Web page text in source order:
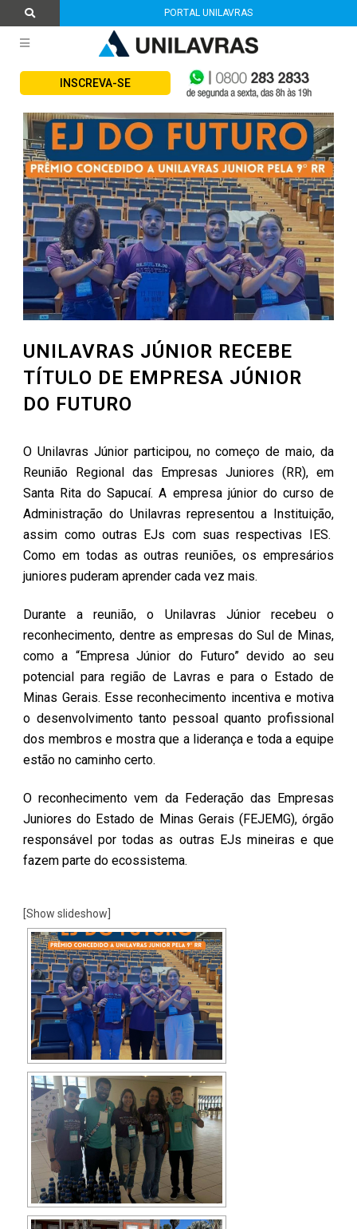
PORTAL UNILAVRAS
INSCREVA-SE
UNILAVRAS JÚNIOR RECEBE
TÍTULO DE EMPRESA JÚNIOR
DO FUTURO
O Unilavras Júnior participou, no começo de maio, da
Reunião Regional das Empresas Juniores (RR), em
Santa Rita do Sapucaí. A empresa júnior do curso de
Administração do Unilavras representou a Instituição,
assim como outras EJs com suas respectivas IES.
Como em todas as outras reuniões, os empresários
juniores puderam aprender cada vez mais.
Durante a reunião, o Unilavras Júnior recebeu o
reconhecimento, dentre as empresas do Sul de Minas,
como a “Empresa Júnior do Futuro” devido ao seu
potencial para região de Lavras e para o Estado de
Minas Gerais. Esse reconhecimento incentiva e motiva
o desenvolvimento tanto pessoal quanto profissional
dos membros e mostra que a liderança e toda a equipe
estão no caminho certo.
O reconhecimento vem da Federação das Empresas
Juniores do Estado de Minas Gerais (FEJEMG), órgão
responsável por todas as outras EJs mineiras e que
fazem parte do ecossistema.
[Show slideshow]